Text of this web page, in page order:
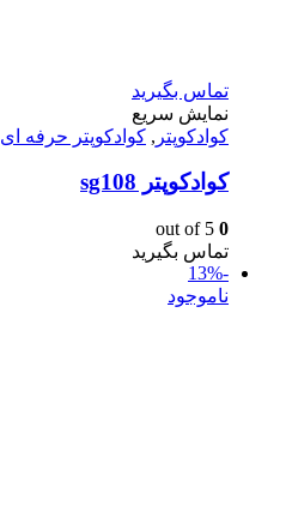
تماس بگیرید
نمایش سریع
کوادکوپتر , کوادکوپتر حرفه ای
کوادکوپتر sg108
0
تماس بگیرید
-13%
ناموجود